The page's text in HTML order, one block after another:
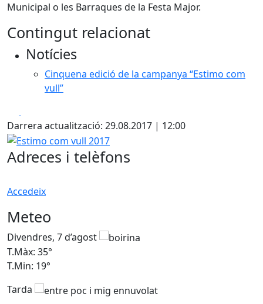
Municipal o les Barraques de la Festa Major.
Contingut relacionat
Notícies
Cinquena edició de la campanya “Estimo com
vull”
Darrera actualització: 29.08.2017 | 12:00
Estimo com vull 2017
Adreces i telèfons
Accedeix
Meteo
Divendres, 7 d’agost
T.Màx: 35°
T.Min: 19°
Tarda